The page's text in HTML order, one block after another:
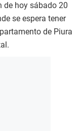
de hoy sábado 20
se espera tener
de Piura